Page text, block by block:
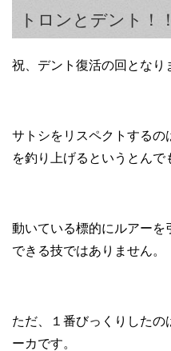
トロンとデント！
祝、デント復活の回となり
サトシをリスペクトするの
を釣り上げるというとんで
動いている標的にルアー
できる技ではありません。
ただ、１番びっくりしたの
ーカです。